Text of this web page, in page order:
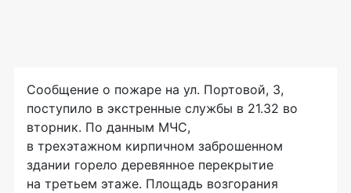
Сообщение о пожаре на ул. Портовой, 3,
поступило в экстренные службы в 21.32 во
вторник. По данным МЧС,
в трехэтажном кирпичном заброшенном
здании горело деревянное перекрытие
на третьем этаже. Площадь возгорания